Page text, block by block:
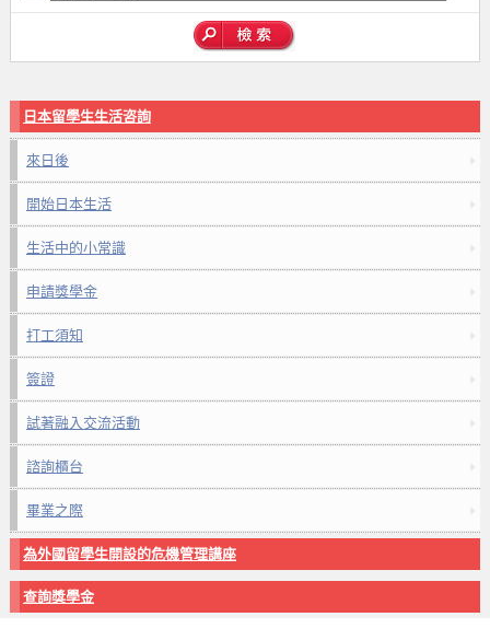
日本留學生生活咨詢
來日後
開始日本生活
生活中的小常識
申請獎學金
打工須知
簽證
試著融入交流活動
諮詢櫃台
畢業之際
為外國留學生開設的危機管理講座
查詢獎學金